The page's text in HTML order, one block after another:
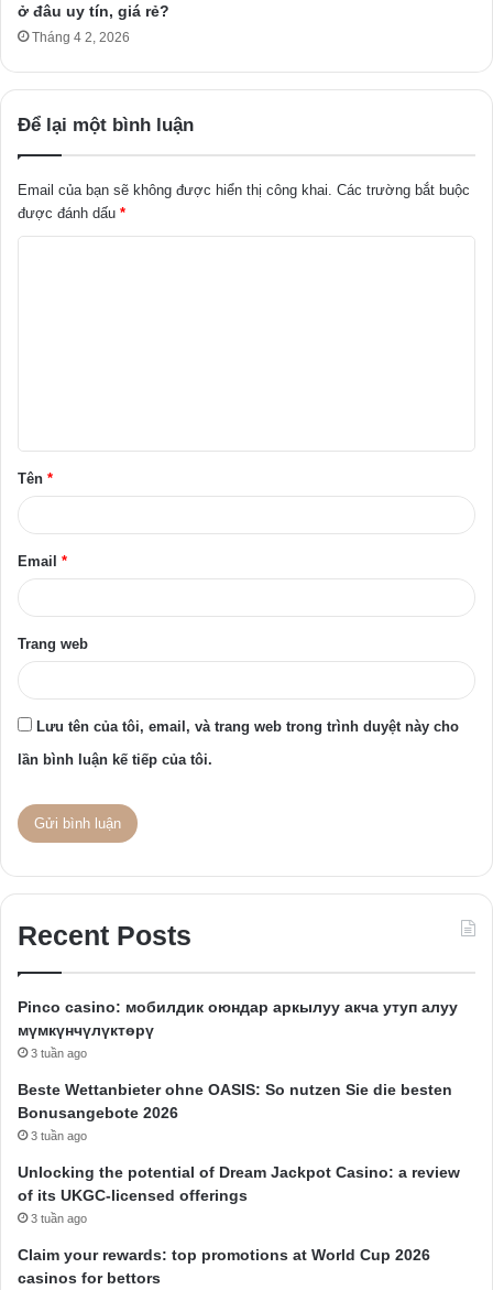
ở đâu uy tín, giá rẻ?
Tháng 4 2, 2026
Để lại một bình luận
Email của bạn sẽ không được hiển thị công khai. Các trường bắt buộc
được đánh dấu *
ậ
n
Tên *
Email *
Trang web
Lưu tên của tôi, email, và trang web trong trình duyệt này cho
lần bình luận kế tiếp của tôi.
Recent Posts
Pinco casino: мобилдик оюндар аркылуу акча утуп алуу
мүмкүнчүлүктөрү
3 tuần ago
Beste Wettanbieter ohne OASIS: So nutzen Sie die besten
Bonusangebote 2026
3 tuần ago
Unlocking the potential of Dream Jackpot Casino: a review
of its UKGC-licensed offerings
3 tuần ago
Claim your rewards: top promotions at World Cup 2026
casinos for bettors